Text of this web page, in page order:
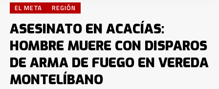
EL META REGIÓN
ASESINATO EN ACACÍAS:
HOMBRE MUERE CON DISPAROS
DE ARMA DE FUEGO EN VEREDA
MONTELÍBANO